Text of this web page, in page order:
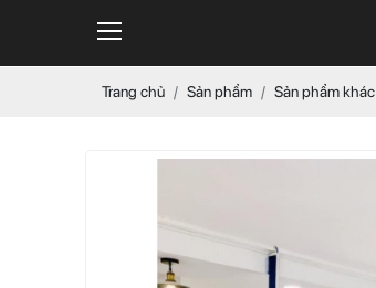
Trang chủ Sản phẩm Sản phẩm khác